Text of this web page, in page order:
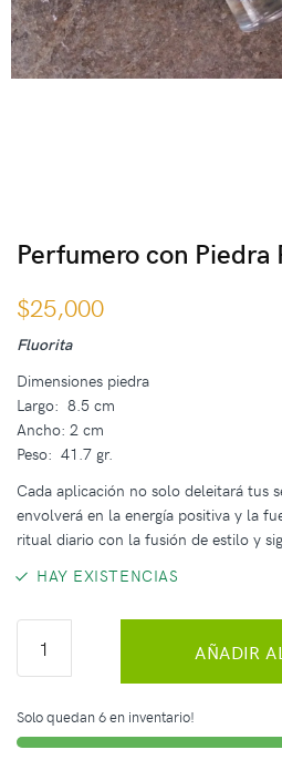
Perfumero con
$25,000
Fluorita
Dimensiones piedra
Largo: 8.5 cm
Ancho: 2 cm
Peso: 41.7 gr.
Cada aplicación no solo deleitará tus
envolverá en la energía positiva y la
ritual diario con la fusión de estilo y
HAY EXISTENCIAS
AÑADIR
Solo quedan 6 en inventario!